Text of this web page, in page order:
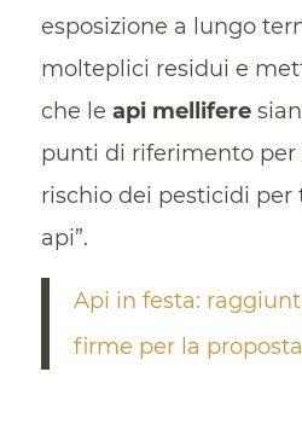
esposizione a lungo
molteplici residui e
che le api mellifere
punti di riferimento per
rischio dei pesticidi per
api”.
Api in festa:
firme per la